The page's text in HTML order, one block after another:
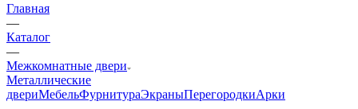
Главная
—
Каталог
—
Межкомнатные двери
Металлические
двериМебельФурнитураЭкраныПерегородкиАрки